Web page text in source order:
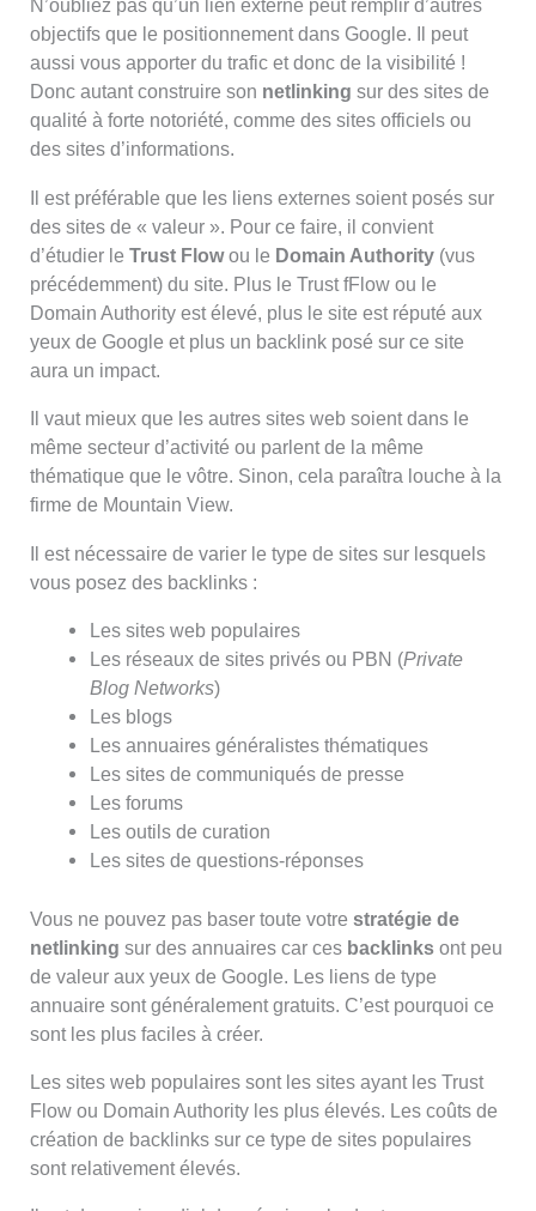
N’oubliez pas qu’un lien externe peut remplir d’autres
objectifs que le positionnement dans Google. Il peut
aussi vous apporter du trafic et donc de la visibilité !
Donc autant construire son netlinking sur des sites de
qualité à forte notoriété, comme des sites officiels ou
des sites d’informations.
Il est préférable que les liens externes soient posés sur
des sites de « valeur ». Pour ce faire, il convient
d’étudier leTrust Flowou le Domain Authority (vus
précédemment) du site. Plus le Trust fFlow ou le
Domain Authority est élevé, plus le site est réputé aux
yeux de Google et plus un backlink posé sur ce site
aura un impact.
Il vaut mieux que les autres sites web soient dans le
même secteur d’activité ou parlent de la même
thématique que le vôtre. Sinon, cela paraîtra louche à la
firme de Mountain View.
Il est nécessaire de varier le type de sites sur lesquels
vous posez des backlinks :
Les sites web populaires
Les réseaux de sites privés ou PBN (Private
Blog Networks)
Les blogs
Les annuaires généralistes thématiques
Les sites de communiqués de presse
Les forums
Les outils de curation
Les sites de questions-réponses
Vous ne pouvez pas baser toute votrestratégie de
netlinking sur des annuaires car ces backlinks ont peu
de valeur aux yeux de Google. Les liens de type
annuaire sont généralement gratuits. C’est pourquoi ce
sont les plus faciles à créer.
Les sites web populaires sont les sites ayant les Trust
Flow ou Domain Authority les plus élevés. Les coûts de
création de backlinks sur ce type de sites populaires
sont relativement élevés.